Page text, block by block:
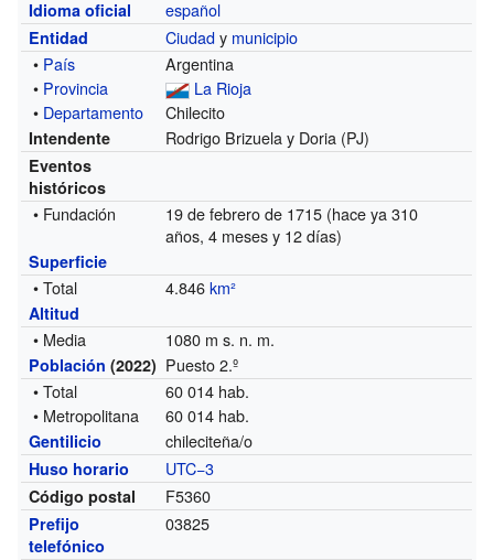
Idioma oficial español
Entidad Ciudady municipio
• País
Argentina
• Provincia
La Rioja
• Departamento Chilecito
Intendente Rodrigo Brizuela y Doria (PJ)
Eventos
históricos
• Fundación
19 de febrero de 1715 (hace ya 310
años, 4 meses y 12 días)
Superficie
• Total 4.846km²
Altitud
• Media 1080 m s. n. m.
Población (2022) Puesto 2.º
• Total
60 014 hab.
• Metropolitana
60 014 hab.
Gentilicio chileciteña/o
Huso horario UTC−3
Código postal F5360
Prefijo
telefónico
03825